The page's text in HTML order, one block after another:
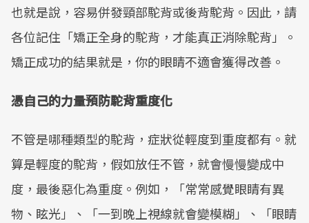
也就是說，容易併發頸部駝背或後背駝背。因此，請
各位記住「矯正全身的駝背，才能真正消除駝背」。
矯正成功的結果就是，你的眼睛不適會獲得改善。
憑自己的力量預防駝背重度化
不管是哪種類型的駝背，症狀從輕度到重度都有。就
算是輕度的駝背，假如放任不管，就會慢慢變成中
度，最後惡化為重度。例如，「常常感覺眼睛有異
物、眩光」、「一到晚上視線就會變模糊」、「眼睛